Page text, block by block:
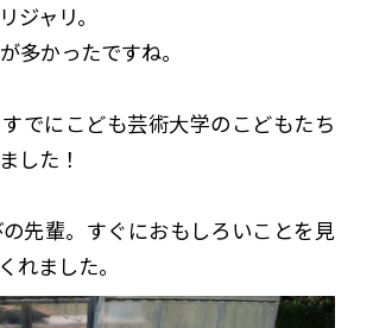
ジャリ。
多かったですね。
でにこども芸術大学のこどもたち
した！
先輩。すぐにおもしろいことを見
れました。